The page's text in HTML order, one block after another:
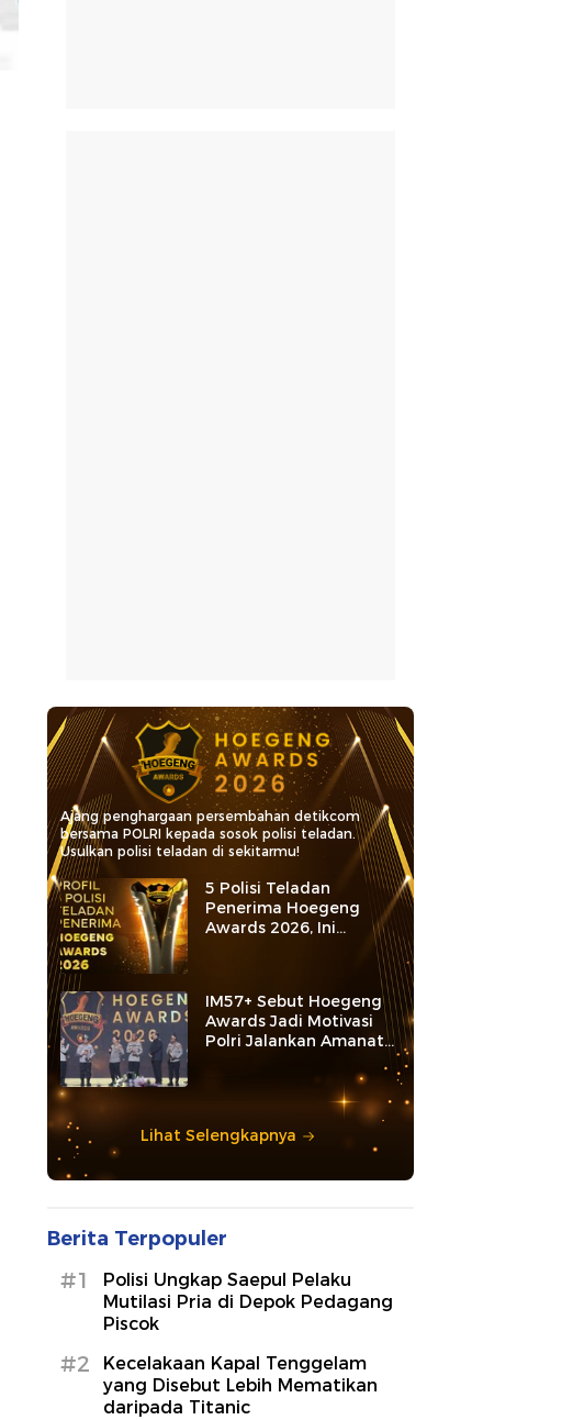
Ajang penghargaan persembahan detikcom
bersama POLRI kepada sosok polisi teladan.
Usulkan polisi teladan di sekitarmu!
5 Polisi Teladan
Penerima Hoegeng
Awards 2026, Ini
Kategori dan Kiprahnya
IM57+ Sebut Hoegeng
Awards Jadi Motivasi
Polri Jalankan Amanat
Lihat Selengkapnya
Berita Terpopuler
#1
Polisi Ungkap Saepul Pelaku
Mutilasi Pria di Depok Pedagang
Piscok
#2
Kecelakaan Kapal Tenggelam
yang Disebut Lebih Mematikan
daripada Titanic